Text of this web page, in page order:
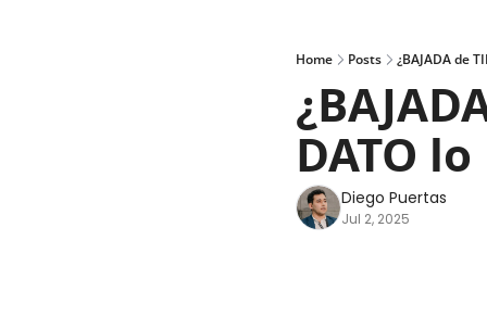
Home Posts ¿BAJADA de
DATO
Diego Puertas
Jul 2, 2025